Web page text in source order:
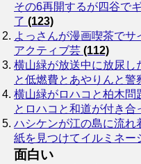
その6再開するが四谷で
了 (123)
よっさんが漫画喫茶でサ
アクティブ芸 (112)
横山緑が放送中に放尿し
と低燃費とあやりんと警
横山緑がロハコと柏木問
とロハコと和道が付き合
ハシケンが江の島に流れ
紙を見つけてイルミネー
面白い